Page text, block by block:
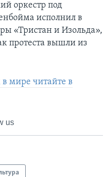
оркестр под
исполнил в
«Тристан и Изольда»,
протеста вышли из
в мире читайте в
us